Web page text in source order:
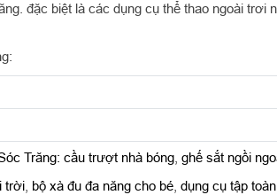
đặc biệt là các dụng cụ thể thao ngoài
Trăng: cầu trượt nhà bóng, ghế sắt ngồi
trời, bộ xà đu đa năng cho bé, dụng cụ tập